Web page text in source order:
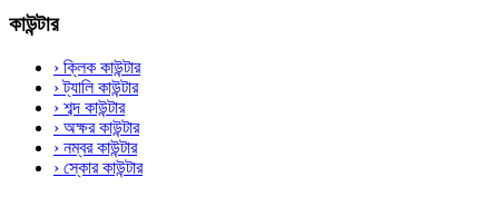
কাউন্টার
› ক্লিক কাউন্টার
›ট্যালি কাউন্টার
› শব্দ কাউন্টার
› অক্ষর কাউন্টার
› নম্বর কাউন্টার
› স্কোর কাউন্টার